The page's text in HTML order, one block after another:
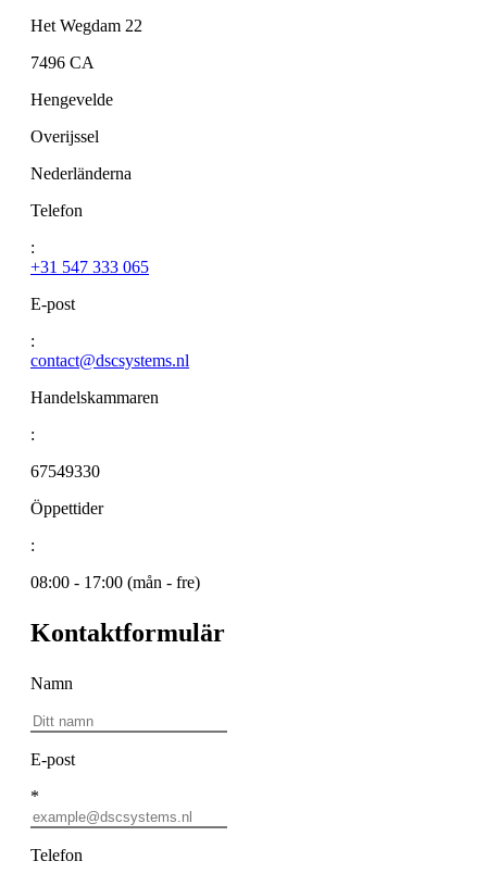
Het Wegdam 22
7496 CA
Hengevelde
Overijssel
Nederländerna
Telefon
:
+31 547 333 065
E-post
:
contact@dscsystems.nl
Handelskammaren
:
67549330
Öppettider
:
08:00 - 17:00 (mån - fre)
Kontaktformulär
Namn
E-post
*
Telefon